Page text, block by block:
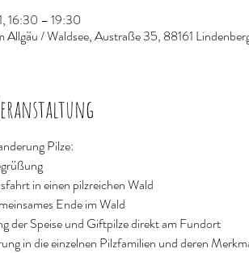
16:30 – 19:30
Allgäu / Waldsee, Austraße 35, 88161
Pilze:
in einen pilzreichen Wald
Ende im Wald
der Speise und Giftpilze direkt am Fundort
in die einzelnen Pilzfamilien und deren